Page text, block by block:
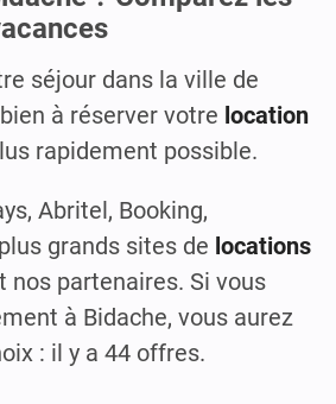
séjour dans la ville de
à réserver votre location
rapidement possible.
Abritel, Booking,
grands sites de locations
nos partenaires. Si vous
à Bidache, vous aurez
: il y a 44 offres.